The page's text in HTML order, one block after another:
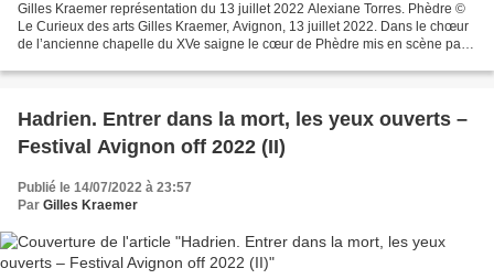
Gilles Kraemer représentation du 13 juillet 2022 Alexiane Torres. Phèdre ©
Le Curieux des arts Gilles Kraemer, Avignon, 13 juillet 2022. Dans le chœur
de l’ancienne chapelle du XVe saigne le cœur de Phèdre mis en scène par
Hadrien. Entrer dans la mort, les yeux ouverts –
Festival Avignon off 2022 (II)
Publié le 14/07/2022 à 23:57
Par Gilles Kraemer